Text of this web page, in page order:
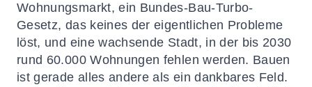
Wohnungsmarkt, ein Bundes-Bau-Turbo-
Gesetz, das keines der eigentlichen Probleme
löst, und eine wachsende Stadt, in der bis 2030
rund 60.000 Wohnungen fehlen werden. Bauen
ist gerade alles andere als ein dankbares Feld.